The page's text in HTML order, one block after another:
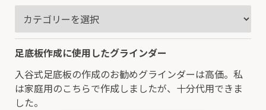
足底板作成に使用したグラインダー
入谷式足底板の作成のお勧めグラインダーは高価。私
は家庭用のこちらで作成しましたが、十分代用できま
した。